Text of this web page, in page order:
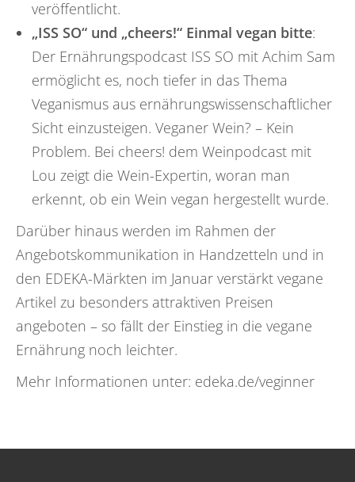
veröffentlicht.
„ISS SO“ und „cheers!“ Einmal vegan bitte:
Der Ernährungspodcast ISS SO mit Achim Sam
ermöglicht es, noch tiefer in das Thema
Veganismus aus ernährungswissenschaftlicher
Sicht einzusteigen. Veganer Wein? – Kein
Problem. Bei cheers! dem Weinpodcast mit
Lou zeigt die Wein-Expertin, woran man
erkennt, ob ein Wein vegan hergestellt wurde.
Darüber hinaus werden im Rahmen der
Angebotskommunikation in Handzetteln und in
den EDEKA-Märkten im Januar verstärkt vegane
Artikel zu besonders attraktiven Preisen
angeboten – so fällt der Einstieg in die vegane
Ernährung noch leichter.
Mehr Informationen unter: edeka.de/veginner